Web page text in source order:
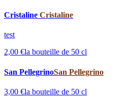
Cristaline Cristaline
test
2,00 €la bouteille de 50 cl
San PellegrinoSan Pellegrino
3,00 €la bouteille de 50 cl